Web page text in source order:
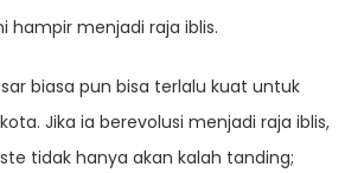
hampir menjadi raja iblis.
biasa pun bisa terlalu kuat untuk
Jika ia berevolusi menjadi raja iblis,
tidak hanya akan kalah tanding;